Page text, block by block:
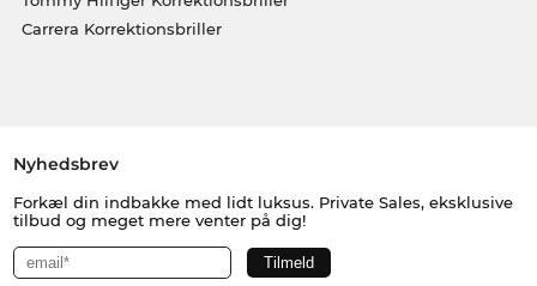
Carrera Korrektionsbriller
Nyhedsbrev
Forkæl din indbakke med lidt luksus. Private Sales, eksklusive
tilbud og meget mere venter på dig!